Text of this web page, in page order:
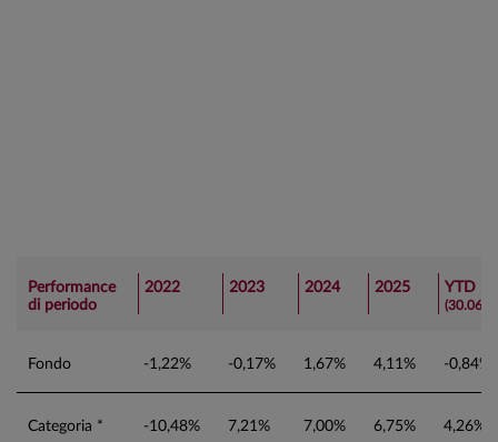
Performance
di periodo
2022 2023 2024 2025 YTD
(30.06)
Fondo -1,22% -0,17% 1,67% 4,11% -0,84%
Categoria * -10,48% 7,21% 7,00% 6,75% 4,26%